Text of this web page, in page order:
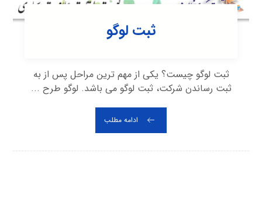
ثبت لوگو
ثبت لوگو چیست؟ یکی از مهم ترین مراحل پس از به
ثبت رساندن شرکت، ثبت لوگو می باشد. لوگو طرح ...
ادامه مطلب